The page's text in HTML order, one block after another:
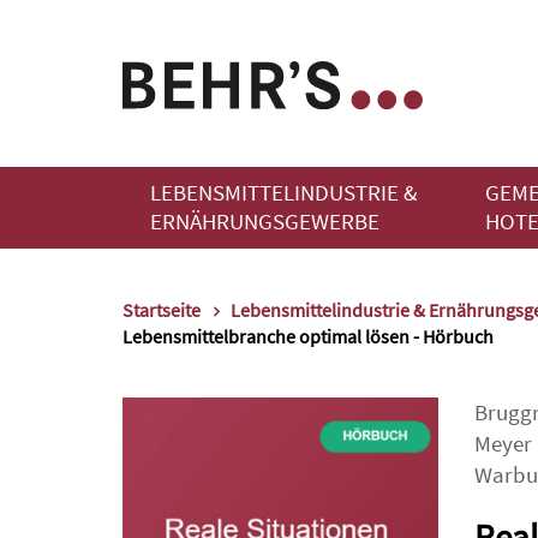
LEBENSMITTELINDUSTRIE &
ERNÄHRUNGSGEWERBE
Startseite
Lebensmittelindustrie &
Lebensmittelbranche optimal lösen - Hörbuch
Meyer